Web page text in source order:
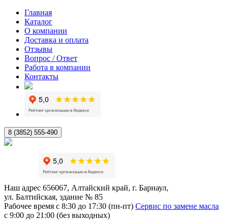
Главная
Каталог
О компании
Доставка и оплата
Отзывы
Вопрос / Ответ
Работа в компании
Контакты
8 (3852) 555-490
Наш адрес 656067, Алтайский край, г. Барнаул,
ул. Балтийская, здание № 85
Рабочее время с 8:30 до 17:30 (пн-пт) Сервис по замене масла
с 9:00 до 21:00 (без выходных)